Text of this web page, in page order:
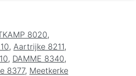
8020,
, Aartrijke 8211,
, DAMME 8340,
8377, Meetkerke